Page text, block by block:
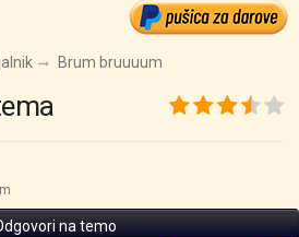
Brum bruuuum
na temo